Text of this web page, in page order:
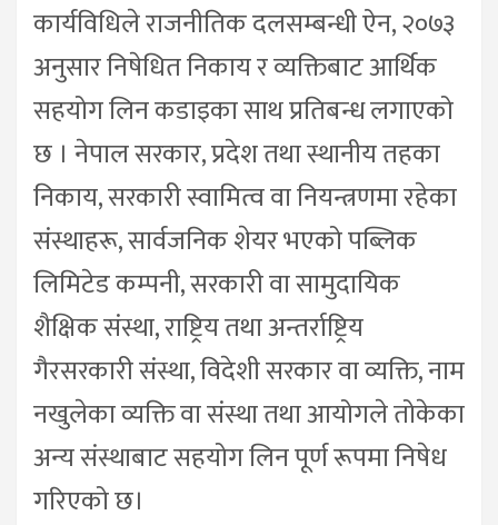
कार्यविधिले राजनीतिक दलसम्बन्धी ऐन, २०७३
अनुसार निषेधित निकाय र व्यक्तिबाट आर्थिक
सहयोग लिन कडाइका साथ प्रतिबन्ध लगाएको
छ । नेपाल सरकार, प्रदेश तथा स्थानीय तहका
निकाय, सरकारी स्वामित्व वा नियन्त्रणमा रहेका
संस्थाहरू, सार्वजनिक शेयर भएको पब्लिक
लिमिटेड कम्पनी, सरकारी वा सामुदायिक
शैक्षिक संस्था, राष्ट्रिय तथा अन्तर्राष्ट्रिय
गैरसरकारी संस्था, विदेशी सरकार वा व्यक्ति, नाम
नखुलेका व्यक्ति वा संस्था तथा आयोगले तोकेका
अन्य संस्थाबाट सहयोग लिन पूर्ण रूपमा निषेध
गरिएको छ।